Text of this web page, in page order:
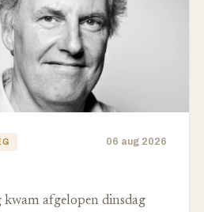
06 aug 2026
kwam afgelopen dinsdag